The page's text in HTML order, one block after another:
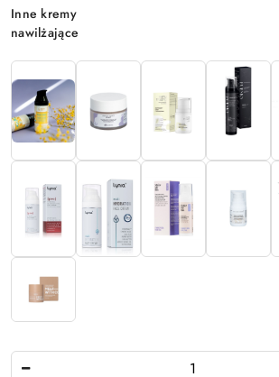
Wariant
Inne kremy
nawilżające